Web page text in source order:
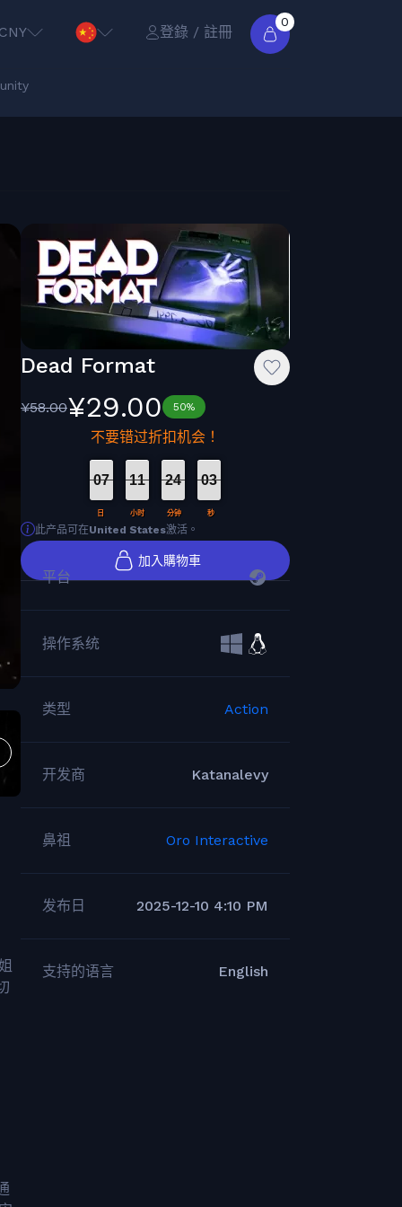
登錄 / 註冊
0
Dead Format
¥58.00¥29.00 50%
不要错过折扣机会！
07 11 24 02
日 小时 分钟 秒
此产品可在United States激活。
加入購物車
平台
操作系统
类型 Action
开发商 Katanalevy
鼻祖 Oro Interactive
发布日 2025-12-10 4:10 PM
支持的语言 English